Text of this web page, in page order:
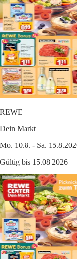
REWE
Dein Markt
Mo. 10.8. - Sa.
Gültig bis 15.08.2026